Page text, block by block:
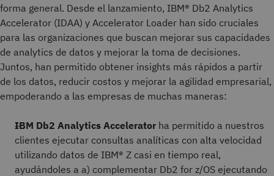
forma general. Desde el lanzamiento, IBM® Db2 Analytics
Accelerator (IDAA) y Accelerator Loader han sido cruciales
para las organizaciones que buscan mejorar sus capacidades
de analytics de datos y mejorar la toma de decisiones.
Juntos, han permitido obtener insights más rápidos a partir
de los datos, reducir costos y mejorar la agilidad empresarial,
empoderando a las empresas de muchas maneras:
IBM Db2 Analytics Accelerator ha permitido a nuestros
clientes ejecutar consultas analíticas con alta velocidad
utilizando datos de IBM® Z casi en tiempo real,
ayudándoles a a) complementar Db2 for z/OS ejecutando